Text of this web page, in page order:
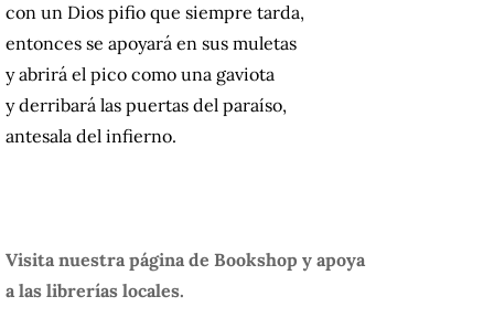
con un Dios pifio que siempre tarda,
entonces se apoyará en sus muletas
y abrirá el pico como una gaviota
y derribará las puertas del paraíso,
antesala del infierno.
Visita nuestra página de Bookshop y apoya
a las librerías locales.